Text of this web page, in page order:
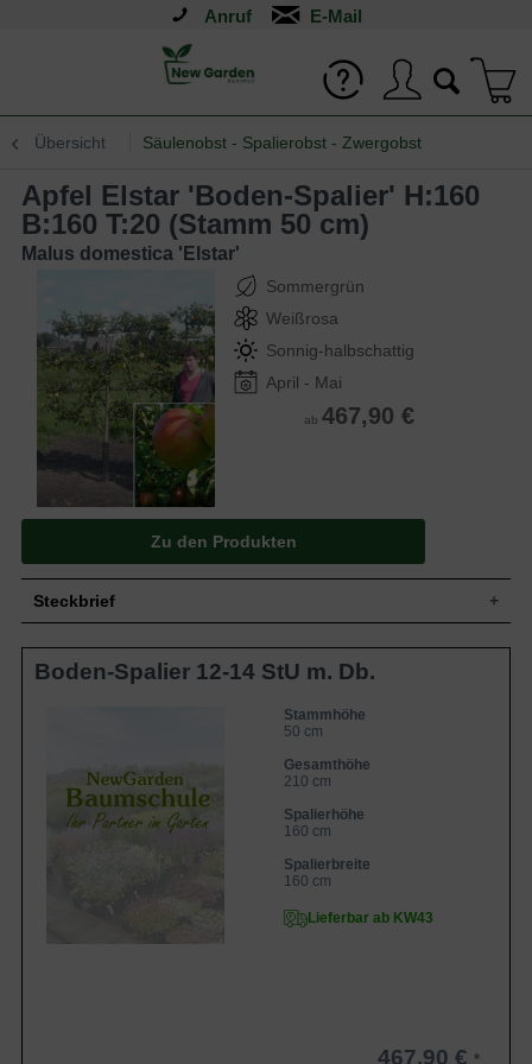
Anruf
Übersicht Säulenobst - Spalierobst - Zwergobst
Apfel Elstar 'Boden-Spalier' H:160
B:160 T:20 (Stamm 50 cm)
Malus domestica 'Elstar'
Sommergrün
Weißrosa
Sonnig-halbschattig
April - Mai
ab 467,90 €
Zu den Produkten
Steckbrief
Wuchs
Kleiner bis mittelgroßer Baum, aufrecht,
gut verzweigt, dichtbuschig, 400 bis 800
Sommergrün, eiförmig, am Ende
zugespitzt, gesägter Rand, etwas rau,
Frucht
Grüngelb mit roter Backe, knackig und
saftig, aromatisch, fein-säuerlich
Blüte
Weißrosa
April bis Mai
Wurzeln
Dicht verzweigt, feinwurzelig, eher flach
50 cm) ist eine beliebte Apfelsorte. Für
Boden-Spalier 12-14 StU m. Db.
Stammhöhe
50 cm
Gesamthöhe
210 cm
Spalierhöhe
160 cm
Spalierbreite
160 cm
Lieferbar ab KW43
467,90 €